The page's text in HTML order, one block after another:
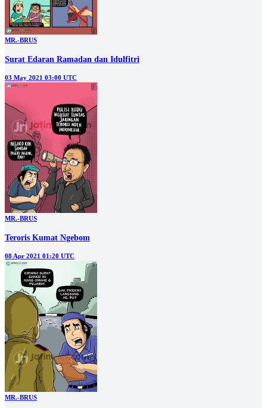
MR.-BRUS
Surat Edaran Ramadan dan Idulfitri
03 May 2021 03:00 UTC
MR.-BRUS
Teroris Kumat Ngebom
08 Apr 2021 01:20 UTC
MR.-BRUS